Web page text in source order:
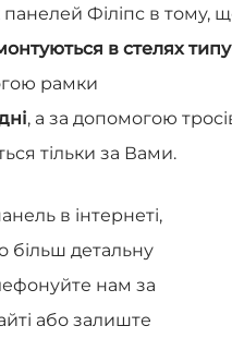
панелей Філіпс в тому,
в стелях типу
рамки
, а за допомогою
тільки за Вами.
в інтернеті,
більш детальну
нам за
або залиште